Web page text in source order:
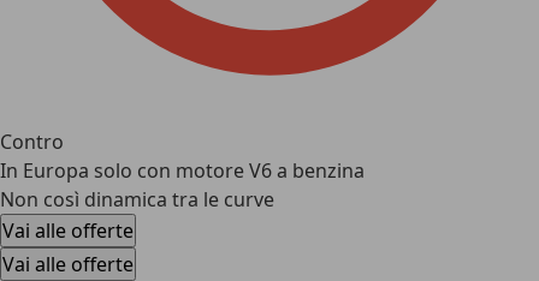
Contro
In Europa solo con motore V6 a benzina
Non così dinamica tra le curve
Vai alle offerte
Vai alle offerte